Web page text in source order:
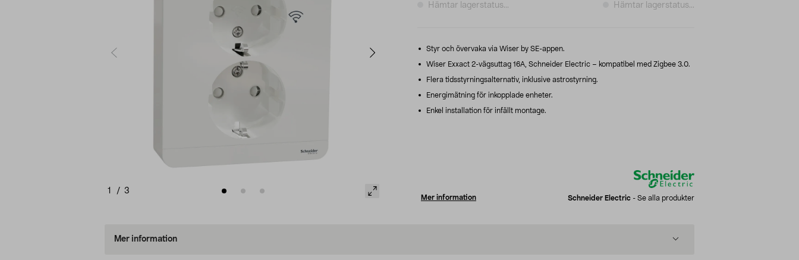
1 / 3
Hämtar lagerstatus...
Hämtar lagerstatus...
Styr och övervaka via Wiser by SE-appen.
Wiser Exxact 2-vägsuttag 16A, Schneider Electric – kompatibel med Zigbee 3.0.
Flera tidsstyrningsalternativ, inklusive astrostyrning.
Energimätning för inkopplade enheter.
Enkel installation för infällt montage.
Mer information Schneider Electric - Se alla produkter
Mer information